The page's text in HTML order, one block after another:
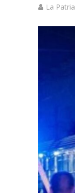
La Patria